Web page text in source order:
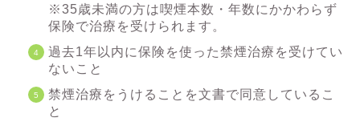
※35歳未満の方は喫煙本数・年数にかかわらず
保険で治療を受けられます。
過去1年以内に保険を使った禁煙治療を受けてい
ないこと
禁煙治療をうけることを文書で同意しているこ
と